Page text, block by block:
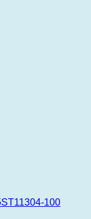
100